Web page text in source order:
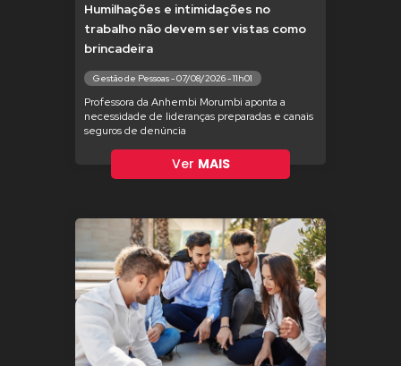
Humilhações e intimidações no
trabalho não devem ser vistas como
brincadeira
Gestão de Pessoas - 07/08/2026 - 11h01
Professora da Anhembi Morumbi aponta a
necessidade de lideranças preparadas e canais
seguros de denúncia
Ver MAIS